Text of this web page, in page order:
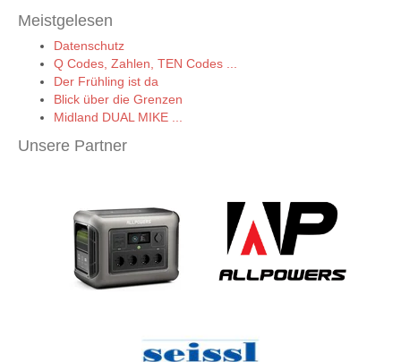
Meistgelesen
Datenschutz
Q Codes, Zahlen, TEN Codes ...
Der Frühling ist da
Blick über die Grenzen
Midland DUAL MIKE ...
Unsere Partner